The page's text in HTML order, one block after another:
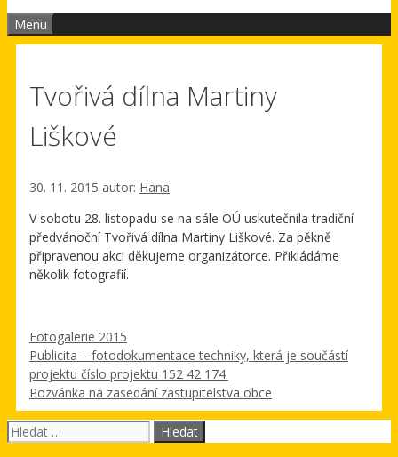
Menu
Tvořivá dílna Martiny
Liškové
30. 11. 2015 autor: Hana
V sobotu 28. listopadu se na sále OÚ uskutečnila tradiční
předvánoční Tvořivá dílna Martiny Liškové. Za pěkně
připravenou akci děkujeme organizátorce. Přikládáme
několik fotografií.
Rubriky
Fotogalerie 2015
Publicita – fotodokumentace techniky, která je součástí
projektu číslo projektu 152 42 174.
Pozvánka na zasedání zastupitelstva obce
Hledat: